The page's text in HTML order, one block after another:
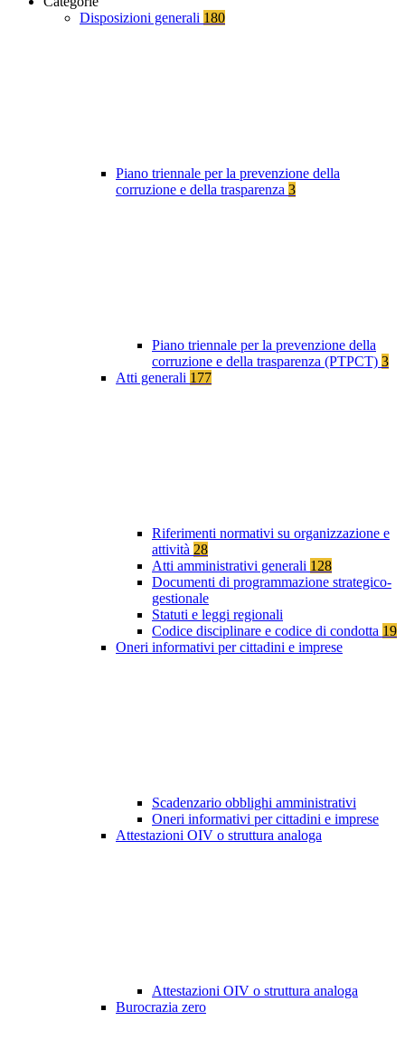
Disposizioni generali 180
Piano triennale per la prevenzione della
corruzione e della trasparenza 3
Piano triennale per la prevenzione della
corruzione e della trasparenza (PTPCT) 3
Atti generali 177
Riferimenti normativi su organizzazione e
attività 28
Atti amministrativi generali 128
Documenti di programmazione strategico-
gestionale
Statuti e leggi regionali
Codice disciplinare e codice di condotta 19
Oneri informativi per cittadini e imprese
Scadenzario obblighi amministrativi
Oneri informativi per cittadini e imprese
Attestazioni OIV o struttura analoga
Attestazioni OIV o struttura analoga
Burocrazia zero